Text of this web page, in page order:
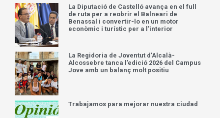
La Diputació de Castelló avança en el full
de ruta per a reobrir el Balneari de
Benassal i convertir-lo en un motor
econòmic i turístic per a l’interior
La Regidoria de Joventut d’Alcalà-
Alcossebre tanca l’edició 2026 del Campus
Jove amb un balanç molt positiu
Trabajamos para mejorar nuestra ciudad